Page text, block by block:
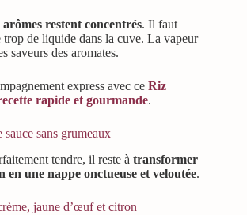
arômes restent concentrés. Il faut
trop de liquide dans la cuve. La vapeur
saveurs des aromates.
express avec ce Riz
rapide et gourmande.
sans grumeaux
tendre, il reste à transformer
en une nappe onctueuse et veloutée.
jaune d’œuf et citron